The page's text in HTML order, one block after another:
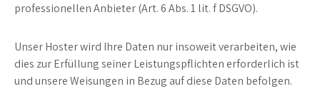
professionellen Anbieter (Art. 6 Abs. 1 lit. f DSGVO).
Unser Hoster wird Ihre Daten nur insoweit verarbeiten, wie
dies zur Erfüllung seiner Leistungspflichten erforderlich ist
und unsere Weisungen in Bezug auf diese Daten befolgen.